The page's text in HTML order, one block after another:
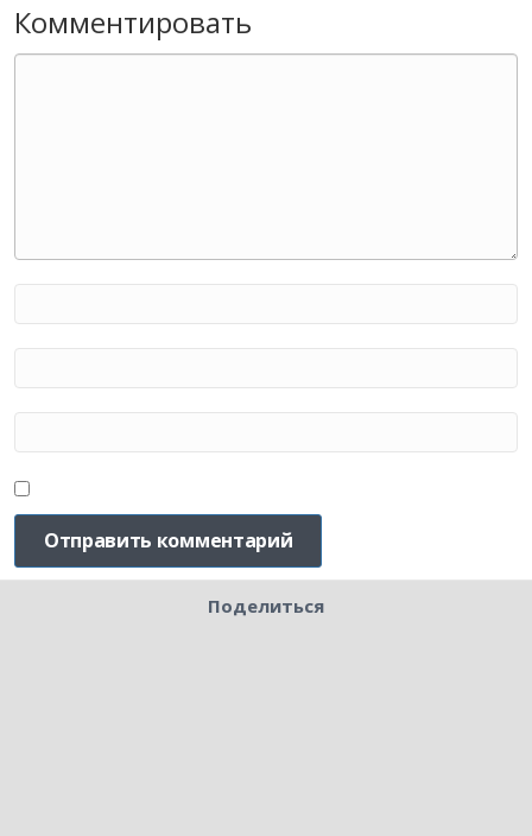
Комментировать
Поделиться